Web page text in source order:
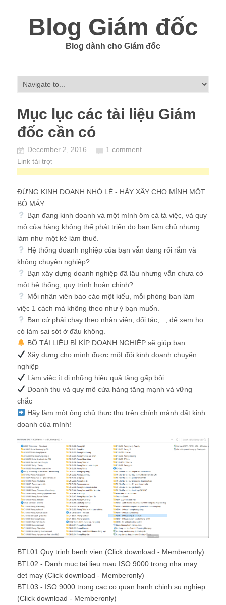
Blog Giám đốc
Blog dành cho Giám đốc
Mục lục các tài liệu Giám
đốc cần có
December 2, 2016
1 comment
Link tài trợ:
ĐỪNG KINH DOANH NHỎ LẺ - HÃY XÂY CHO MÌNH MỘT
BỘ MÁY
Bạn đang kinh doanh và một mình ôm cả tá việc, và quy
mô cửa hàng không thể phát triển do bạn làm chủ nhưng
làm như một kẻ làm thuê.
Hệ thống doanh nghiệp của bạn vẫn đang rối rắm và
không chuyên nghiệp?
Bạn xây dựng doanh nghiệp đã lâu nhưng vẫn chưa có
một hệ thống, quy trình hoàn chỉnh?
Mỗi nhân viên báo cáo một kiểu, mỗi phòng ban làm
việc 1 cách mà không theo như ý bạn muốn.
Bạn cứ phải chạy theo nhân viên, đối tác,..., để xem họ
có làm sai sót ở đâu không.
BỘ TÀI LIỆU BÍ KÍP DOANH NGHIỆP sẽ giúp bạn:
Xây dựng cho mình được một đội kinh doanh chuyên
nghiệp
Làm việc ít đi những hiệu quả tăng gấp bội
Doanh thu và quy mô cửa hàng tăng mạnh và vững
chắc
Hãy làm một ông chủ thực thụ trên chính mảnh đất kinh
doanh của mình!
BTL01 Quy trinh benh vien (Click download - Memberonly)
BTL02 - Danh muc tai lieu mau ISO 9000 trong nha may
det may (Click download - Memberonly)
BTL03 - ISO 9000 trong cac co quan hanh chinh su nghiep
(Click download - Memberonly)